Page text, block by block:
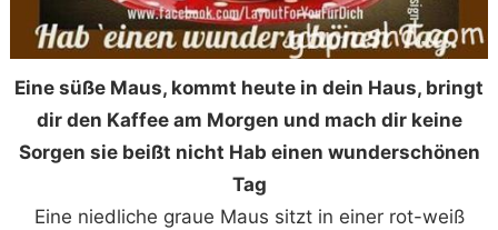
Eine süße Maus, kommt heute in dein Haus, bringt
dir den Kaffee am Morgen und mach dir keine
Sorgen sie beißt nicht Hab einen wunderschönen
Tag
Eine niedliche graue Maus sitzt in einer rot-weiß